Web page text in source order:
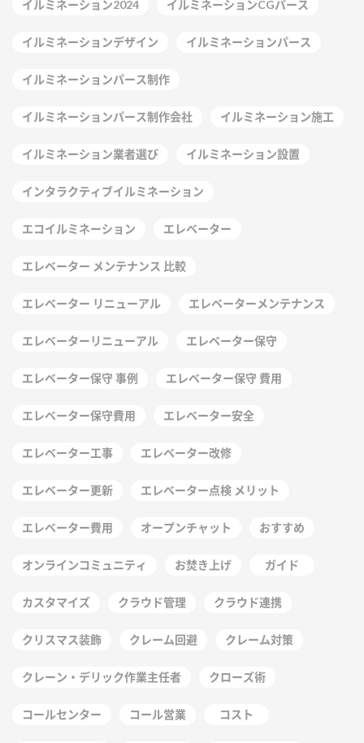
イルミネーション2024 イルミネーションCGパース
イルミネーションデザイン イルミネーションパース
イルミネーションパース制作
イルミネーションパース制作会社 イルミネーション施工
イルミネーション業者選び イルミネーション設置
インタラクティブイルミネーション
エコイルミネーション エレベーター
エレベーター メンテナンス 比較
エレベーター リニューアル エレベーターメンテナンス
エレベーターリニューアル エレベーター保守
エレベーター保守 事例 エレベーター保守 費用
エレベーター保守費用 エレベーター安全
エレベーター工事 エレベーター改修
エレベーター更新 エレベーター点検 メリット
エレベーター費用 オープンチャット おすすめ
オンラインコミュニティ お焚き上げ ガイド
カスタマイズ クラウド管理 クラウド連携
クリスマス装飾 クレーム回避 クレーム対策
クレーン・デリック作業主任者 クローズ術
コールセンター コール営業 コスト